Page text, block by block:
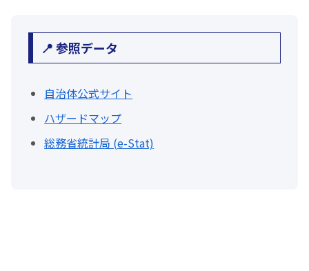
📍 参照データ
自治体公式サイト
ハザードマップ
総務省統計局 (e-Stat)